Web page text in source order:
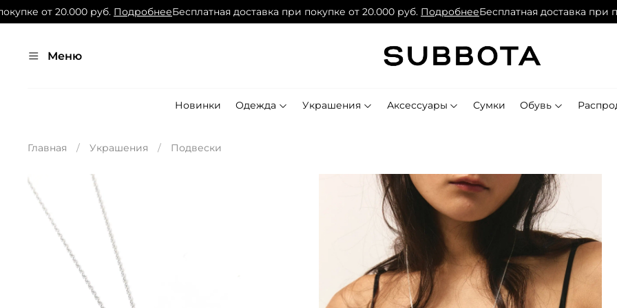
от 20.000 руб.ПодробнееБесплатная доставка при покупке от 20.000 руб.ПодробнееБесплатная доставка при
Меню
Новинки Одежда Украшения Аксессуары Сумки Обувь
Главная Украшения Подвески